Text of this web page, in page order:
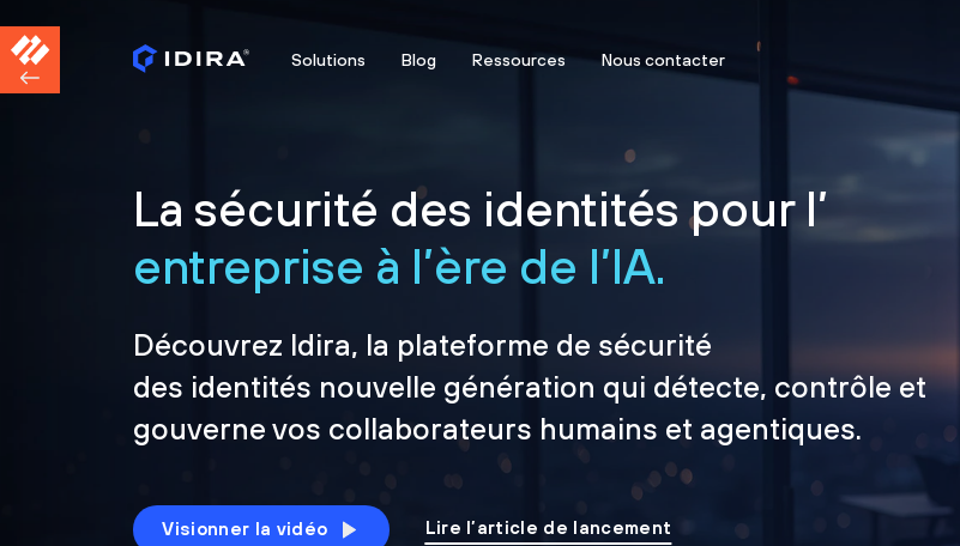
Solutions Blog Ressources Nous contacter
La sécurité des identités pour l’
entreprise à l’ère de l’IA.
Découvrez Idira, la plateforme de sécurité
des identités nouvelle génération qui détecte, contrôle et
gouverne vos collaborateurs humains et agentiques.
Visionner la vidéo Lire l’article de lancement